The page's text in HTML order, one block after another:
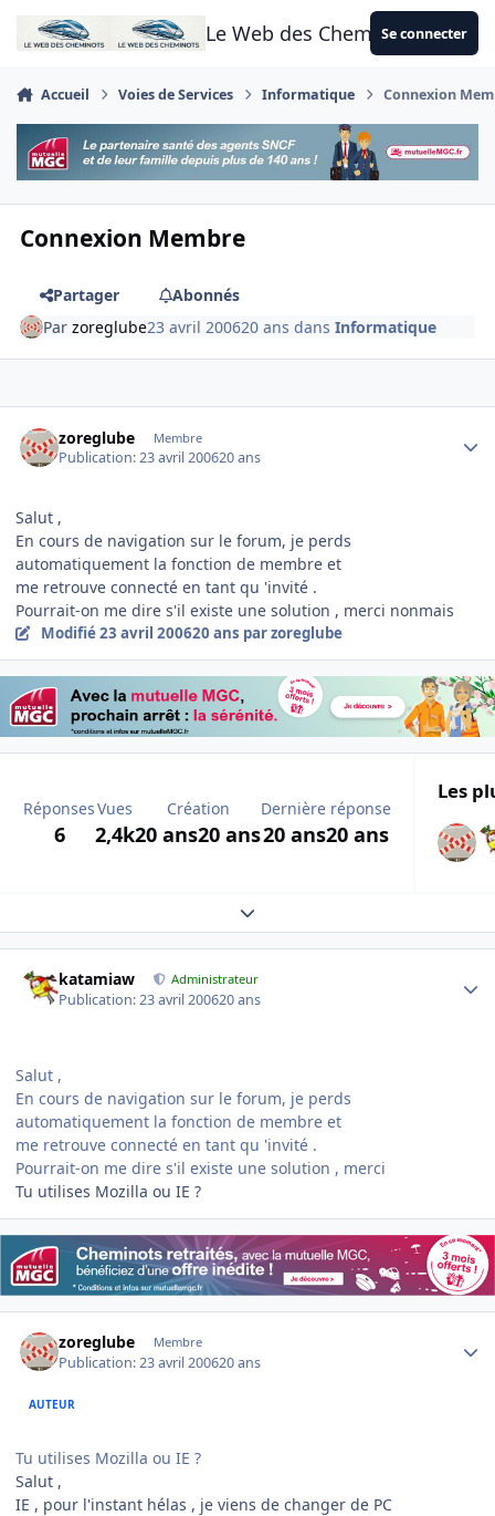
Aller au contenu
Le Web des CheminotsSe connecter
Accueil Voies de Services Informatique Connexion
Connexion Membre
Partager
Abonnés
Parzoreglube23 avril 200620 ans dansInformatique
zoreglube Membre
Publication:23 avril 200620 ans
Salut ,
En cours de navigation sur le forum, je perds
automatiquement la fonction de membre et
me retrouve connecté en tant qu 'invité .
Pourrait-on me dire s'il existe une solution , merci nonmais
Modifié23 avril 200620 ans par zoreglube
Réponses
6
Vues
2,4k
Création
20 ans20 ans
Dernière réponse
20 ans20 ans
Les
Expand topic overview
katamiaw Administrateur
Publication:23 avril 200620 ans
Salut ,
En cours de navigation sur le forum, je perds
automatiquement la fonction de membre et
me retrouve connecté en tant qu 'invité .
Pourrait-on me dire s'il existe une solution , merci
Tu utilises Mozilla ou IE ?
zoreglube Membre
Publication:23 avril 200620 ans
AUTEUR
Tu utilises Mozilla ou IE ?
Salut ,
IE , pour l'instant hélas , je viens de changer de PC